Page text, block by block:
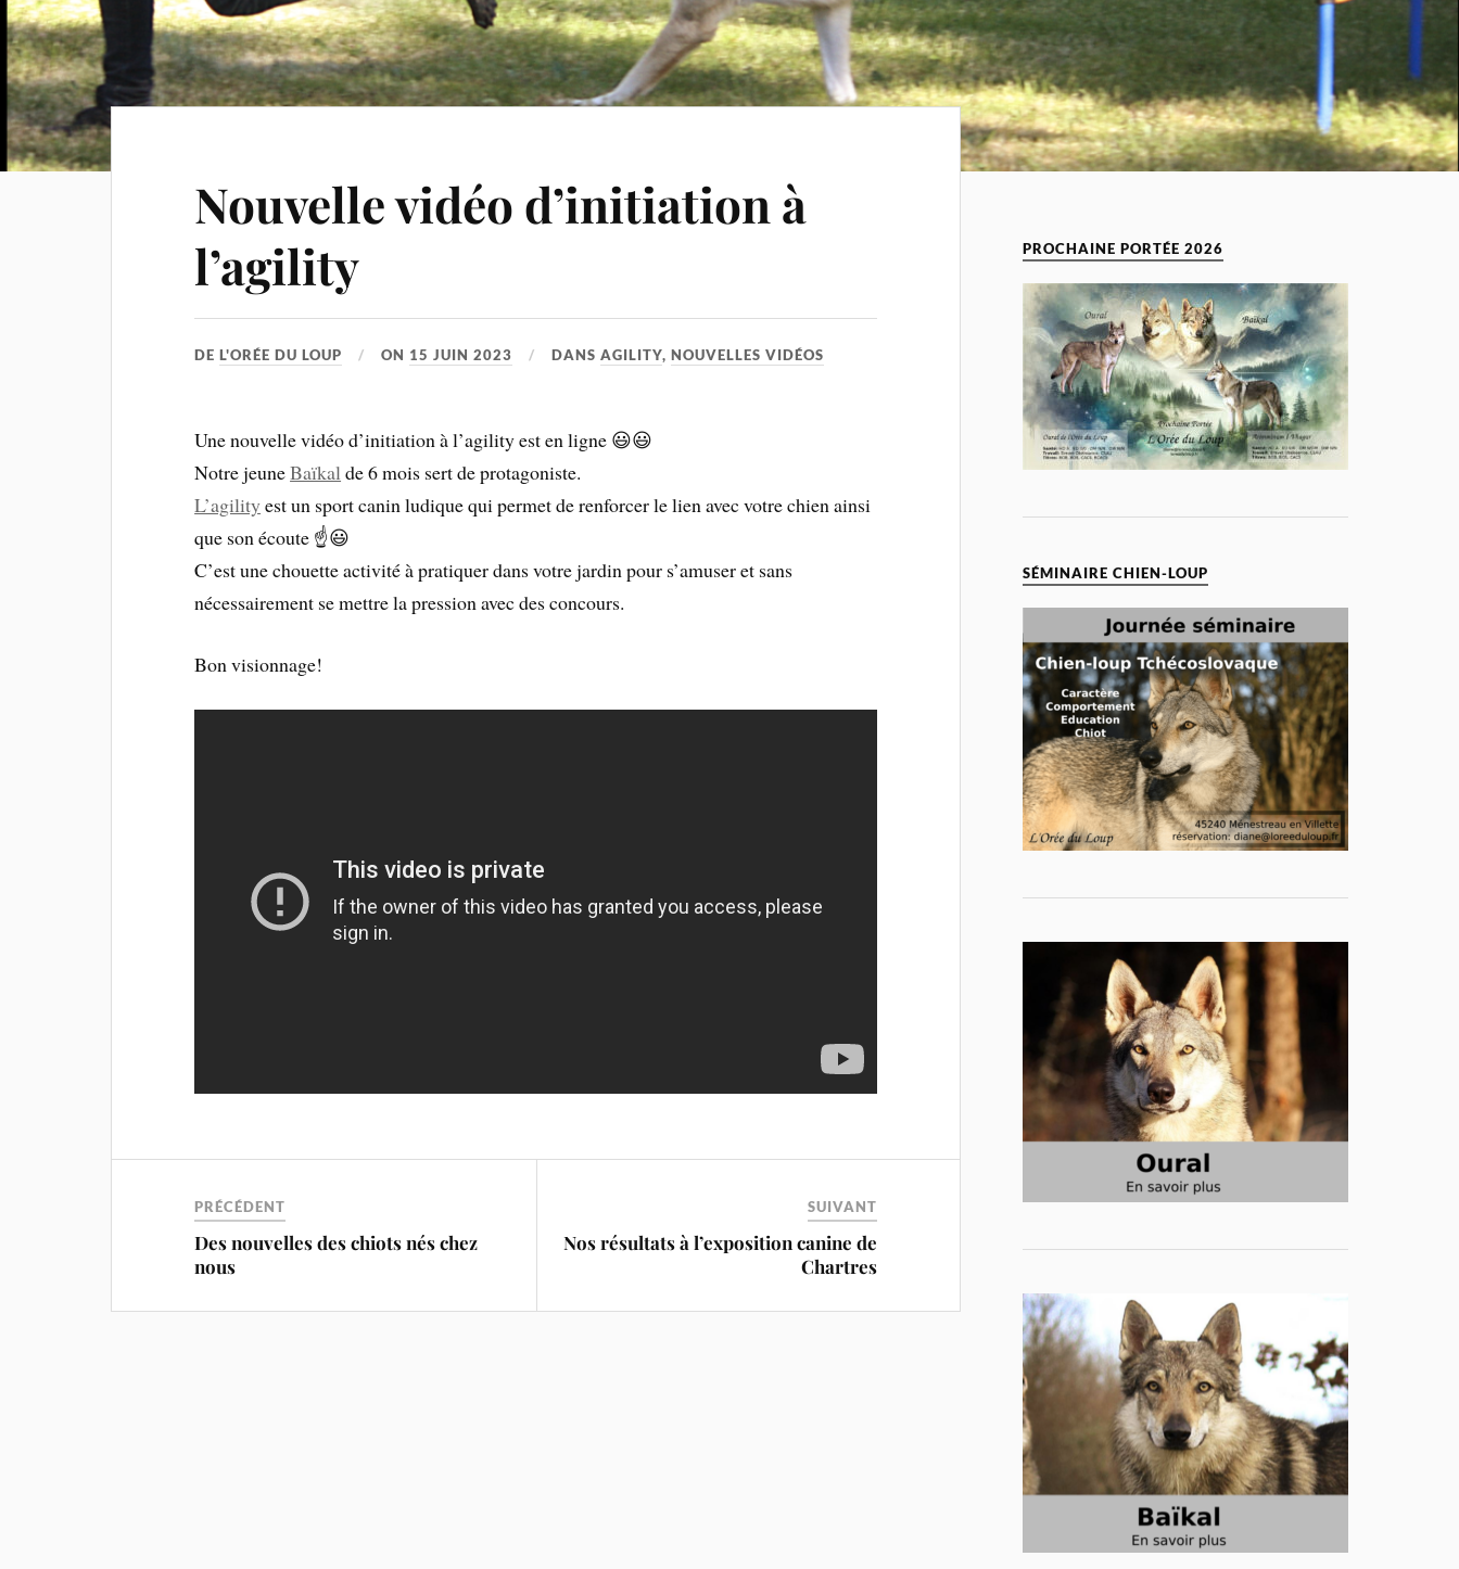
Nouvelle vidéo d’initiation à
l’agility
DEL'ORÉE DU LOUP ON 15 JUIN 2023 DANSAGILITY,NOUVELLES VIDÉOS
Une nouvelle vidéo d’initiation à l’agility est en ligne 😃😃
Notre jeuneBaïkalde 6 mois sert de protagoniste.
L’agilityest un sport canin ludique qui permet de renforcer le lien avec votre chien ainsi
que son écoute ☝️😃
C’est une chouette activité à pratiquer dans votre jardin pour s’amuser et sans
nécessairement se mettre la pression avec des concours.
Bon visionnage!
PRÉCÉDENT
Des nouvelles des chiots nés chez
nous
SUIVANT
Nos résultats à l’exposition canine de
Chartres
PROCHAINE PORTÉE 2026
SÉMINAIRE CHIEN-LOUP